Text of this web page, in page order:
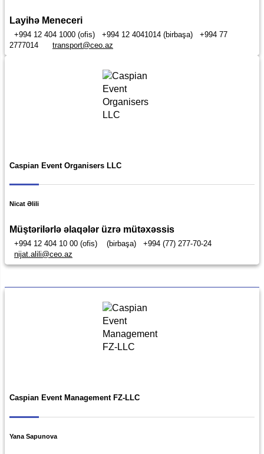
Layihə Meneceri
+994 12 404 1000 (ofis) +994 12 4041014 (birbaşa)
+994 77
2777014
transport@ceo.az
Caspian Event Organisers LLC
Nicat Əlili
Müştərilərlə əlaqələr üzrə mütəxəssis
+994 12 404 10 00 (ofis) (birbaşa)
+994 (77) 277-70-24
nijat.alili@ceo.az
Caspian Event Management FZ-LLC
Yana Sapunova